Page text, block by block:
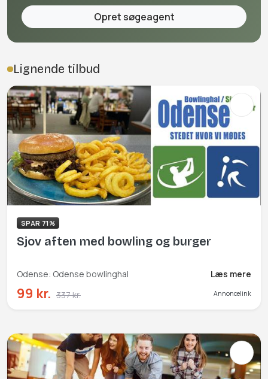
Opret søgeagent
Lignende tilbud
SPAR 71%
Sjov aften med bowling og burger
Odense: Odense bowlinghal Læs mere
99 kr. 337 kr. Annoncelink